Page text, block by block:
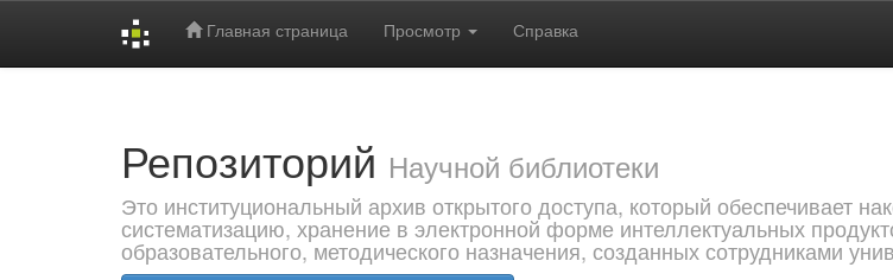
Главная страница Просмотр Справка
Репозиторий Научной библиотеки
Это институциональный архив открытого доступа, который обеспечивает
систематизацию, хранение в электронной форме интеллектуальных
образовательного, методического назначения, созданных сотрудниками